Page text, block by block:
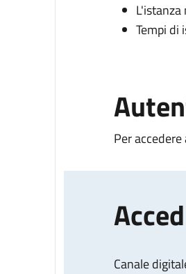
Tempi di
Per
Canale